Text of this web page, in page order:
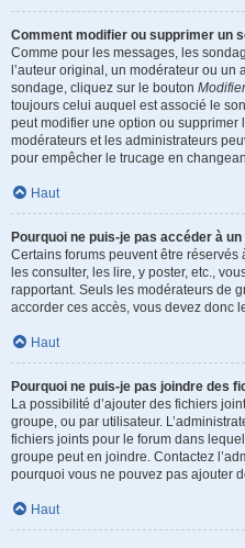
Comment modifier ou supprimer un
Comme pour les messages, les
l’auteur original, un modérateur ou un
sondage, cliquez sur le bouton Modifier
toujours celui auquel est associé le
peut modifier une option ou supprimer
modérateurs et les administrateurs
pour empêcher le trucage en
Haut
Pourquoi ne puis-je pas accéder à
Certains forums peuvent être
les consulter, les lire, y poster, etc.,
rapportant. Seuls les modérateurs de
accorder ces accès, vous devez donc
Haut
Pourquoi ne puis-je pas joindre des
La possibilité d’ajouter des fichiers
groupe, ou par utilisateur.
fichiers joints pour le forum dans
groupe peut en joindre. Contactez
pourquoi vous ne pouvez pas ajouter
Haut